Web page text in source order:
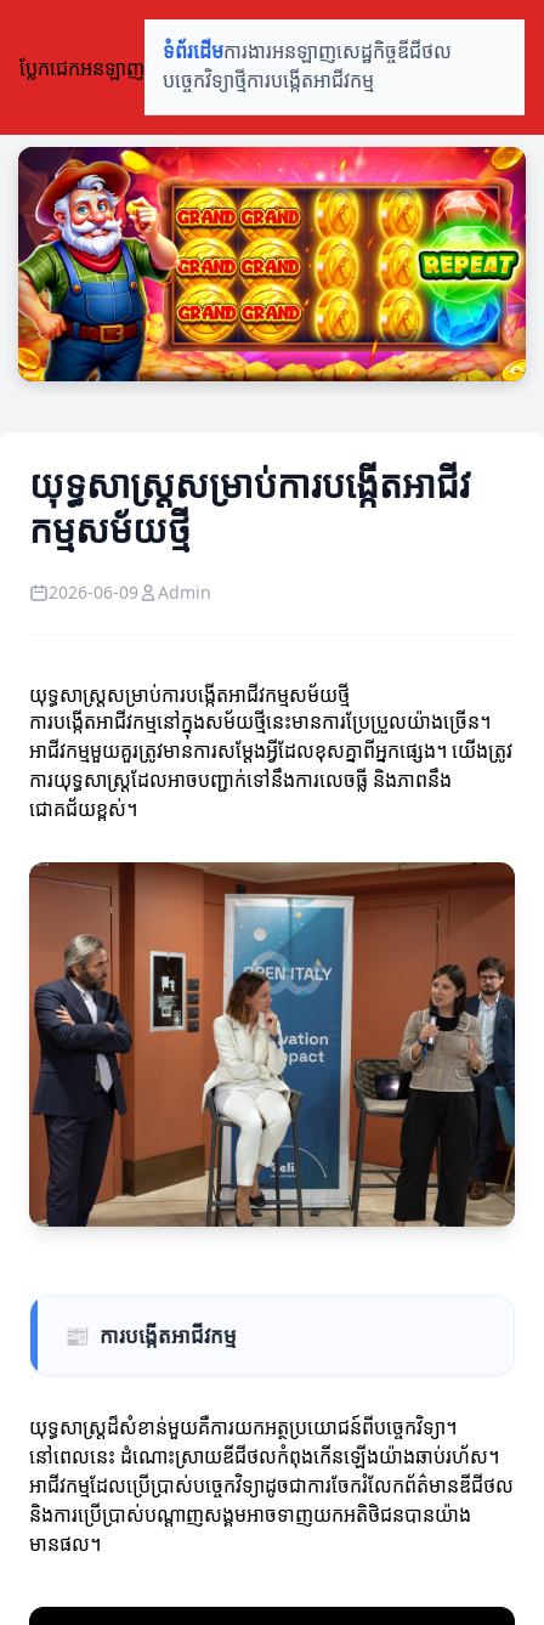
ប្លែកជេកអនឡាញ
ទំព័រដើមការងារអនឡាញសេដ្ឋកិច្ចឌីជីថល
បច្ចេកវិទ្យាថ្មីការបង្កើតអាជីវកម្ម
យុទ្ធសាស្ត្រសម្រាប់ការបង្កើតអាជីវ
កម្មសម័យថ្មី
2026-06-09 Admin
យុទ្ធសាស្ត្រសម្រាប់ការបង្កើតអាជីវកម្មសម័យថ្មី
ការបង្កើតអាជីវកម្មនៅក្នុងសម័យថ្មីនេះមានការប្រែប្រួលយ៉ាងច្រើន។
អាជីវកម្មមួយគួរត្រូវមានការសម្តែងអ្វីដែលខុសគ្នាពីអ្នកផ្សេង។ យើងត្រូវ
ការយុទ្ធសាស្ត្រដែលអាចបញ្ជាក់ទៅនឹងការលេចធ្លី និងភាពនឹង
ជោគជ័យខ្ពស់។
📰 ការបង្កើតអាជីវកម្ម
យុទ្ធសាស្ត្រដ៏សំខាន់មួយគឺការយកអត្ថប្រយោជន៍ពីបច្ចេកវិទ្យា។
នៅពេលនេះ ដំណោះស្រាយឌីជីថលកំពុងកើនឡើងយ៉ាងឆាប់រហ័ស។
អាជីវកម្មដែលប្រើប្រាស់បច្ចេកវិទ្យាដូចជាការចែករំលែកព័ត៌មានឌីជីថល
និងការប្រើប្រាស់បណ្តាញសង្គមអាចទាញយកអតិថិជនបានយ៉ាង
មានផល។